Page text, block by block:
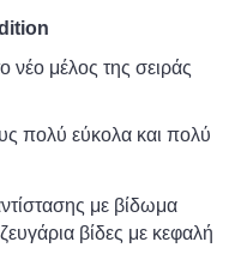
νέο μέλος της σειράς
πολύ εύκολα και πολύ
με βίδωμα
βίδες με κεφαλή